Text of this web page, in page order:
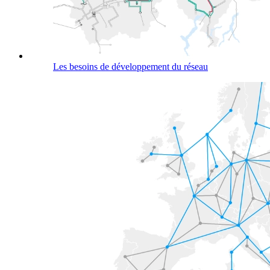
Les besoins de développement du réseau